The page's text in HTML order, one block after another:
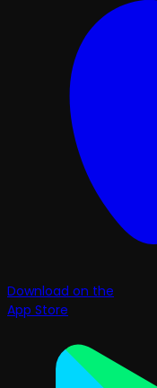
Download on the
App Store